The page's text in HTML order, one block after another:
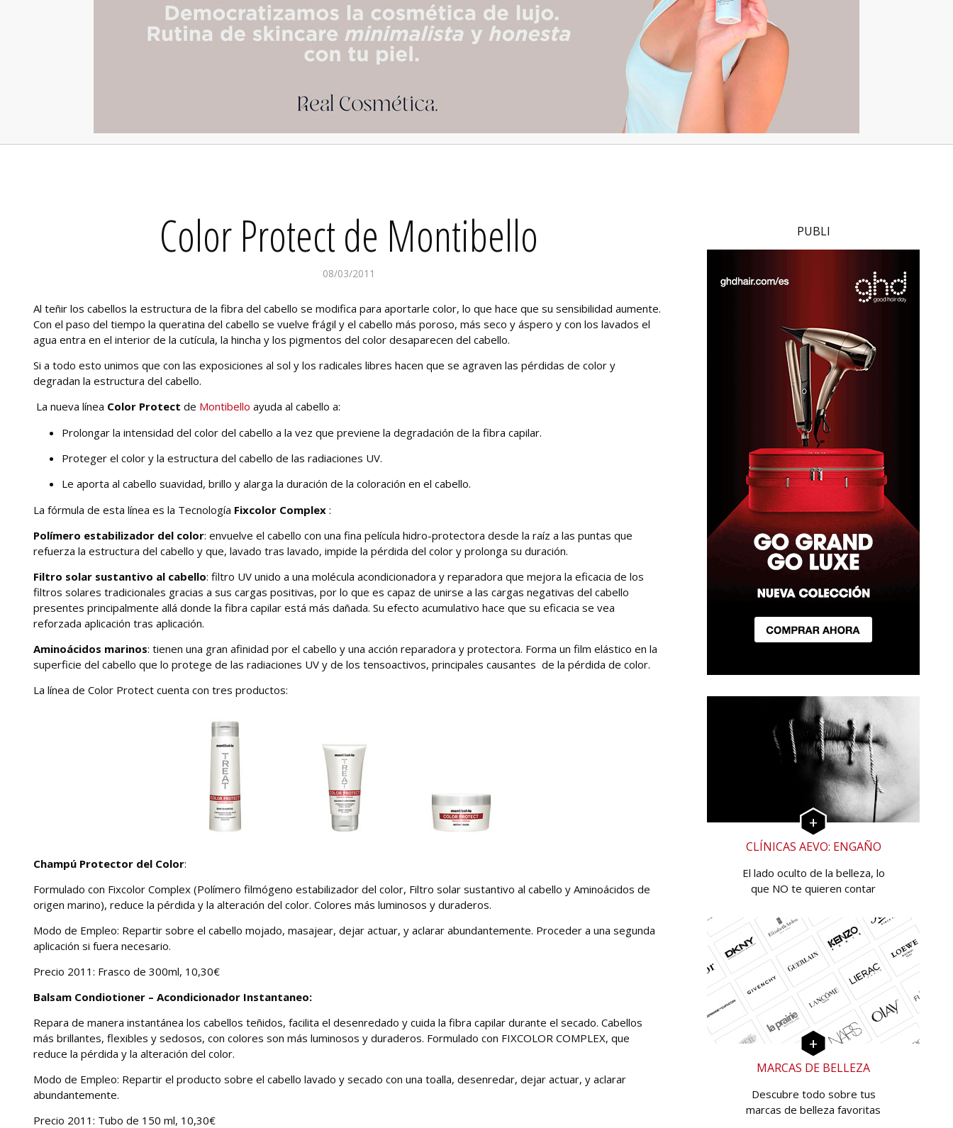
Color Protect de Montibello
08/03/2011
Al teñir los cabellos la estructura de la fibra del cabello se modifica para aportarle color, lo que hace que su sensibilidad aumente.
Con el paso del tiempo la queratina del cabello se vuelve frágil y el cabello más poroso, más seco y áspero y con los lavados el
agua entra en el interior de la cutícula, la hincha y los pigmentos del color desaparecen del cabello.
Si a todo esto unimos que con las exposiciones al sol y los radicales libres hacen que se agraven las pérdidas de color y
degradan la estructura del cabello.
La nueva línea Color Protect de Montibello ayuda al cabello a:
Prolongar la intensidad del color del cabello a la vez que previene la degradación de la fibra capilar.
Proteger el color y la estructura del cabello de las radiaciones UV.
Le aporta al cabello suavidad, brillo y alarga la duración de la coloración en el cabello.
La fórmula de esta línea es la Tecnología Fixcolor Complex :
Polímero estabilizador del color: envuelve el cabello con una fina película hidro-protectora desde la raíz a las puntas que
refuerza la estructura del cabello y que, lavado tras lavado, impide la pérdida del color y prolonga su duración.
Filtro solar sustantivo al cabello: filtro UV unido a una molécula acondicionadora y reparadora que mejora la eficacia de los
filtros solares tradicionales gracias a sus cargas positivas, por lo que es capaz de unirse a las cargas negativas del cabello
presentes principalmente allá donde la fibra capilar está más dañada. Su efecto acumulativo hace que su eficacia se vea
reforzada aplicación tras aplicación.
Aminoácidos marinos: tienen una gran afinidad por el cabello y una acción reparadora y protectora. Forma un film elástico en la
superficie del cabello que lo protege de las radiaciones UV y de los tensoactivos, principales causantes de la pérdida de color.
La línea de Color Protect cuenta con tres productos:
Champú Protector del Color:
Formulado con Fixcolor Complex (Polímero filmógeno estabilizador del color, Filtro solar sustantivo al cabello y Aminoácidos de
origen marino), reduce la pérdida y la alteración del color. Colores más luminosos y duraderos.
Modo de Empleo: Repartir sobre el cabello mojado, masajear, dejar actuar, y aclarar abundantemente. Proceder a una segunda
aplicación si fuera necesario.
Precio 2011: Frasco de 300ml, 10,30€
Balsam Condiotioner – Acondicionador Instantaneo:
Repara de manera instantánea los cabellos teñidos, facilita el desenredado y cuida la fibra capilar durante el secado. Cabellos
más brillantes, flexibles y sedosos, con colores son más luminosos y duraderos. Formulado con FIXCOLOR COMPLEX, que
reduce la pérdida y la alteración del color.
Modo de Empleo: Repartir el producto sobre el cabello lavado y secado con una toalla, desenredar, dejar actuar, y aclarar
abundantemente.
Precio 2011: Tubo de 150 ml, 10,30€
PUBLI
CLÍNICAS AEVO: ENGAÑO
El lado oculto de la belleza, lo
que NO te quieren contar
MARCAS DE BELLEZA
Descubre todo sobre tus
marcas de belleza favoritas